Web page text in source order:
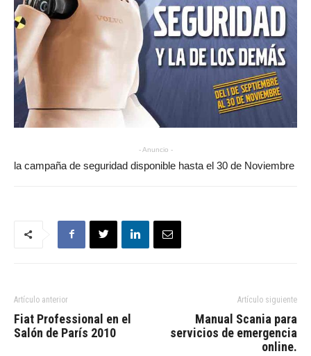
- Anuncio -
la campaña de seguridad disponible hasta el 30 de Noviembre
Artículo anterior
Fiat Professional en el
Salón de París 2010
Artículo siguiente
Manual Scania para
servicios de emergencia
online.